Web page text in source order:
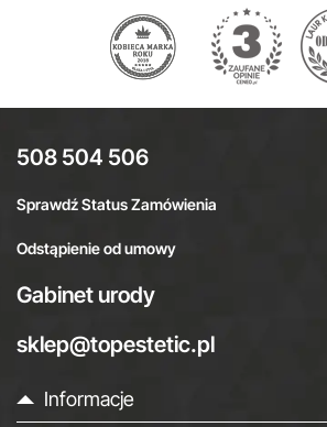
508 504 506
Sprawdź Status Zamówienia
Odstąpienie od umowy
Gabinet urody
sklep@topestetic.pl
Informacje